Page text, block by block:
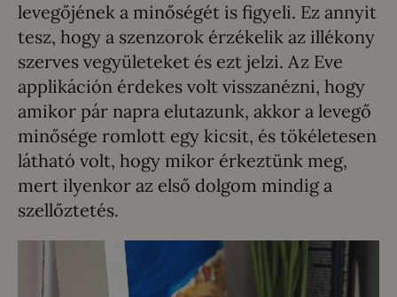
levegőjének a minőségét is figyeli. Ez annyit
tesz, hogy a szenzorok érzékelik az illékony
szerves vegyületeket és ezt jelzi. Az Eve
applikáción érdekes volt visszanézni, hogy
amikor pár napra elutazunk, akkor a levegő
minősége romlott egy kicsit, és tökéletesen
látható volt, hogy mikor érkeztünk meg,
mert ilyenkor az első dolgom mindig a
szellőztetés.